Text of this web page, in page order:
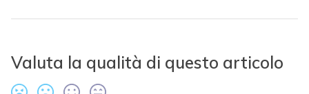
Valuta la qualità di questo articolo